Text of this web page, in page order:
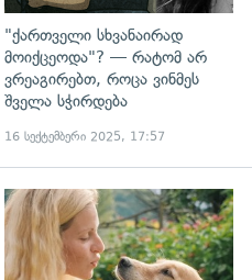
"ქართველი სხვანაირად
მოიქცეოდა"? — რატომ არ
ვრეაგირებთ, როცა ვინმეს
შველა სჭირდება
16 სექტემბერი 2025, 17:57
გადახედვა